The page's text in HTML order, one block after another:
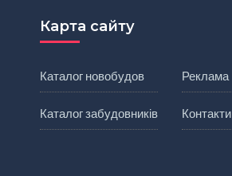
Карта сайту
Каталог новобудов
Каталог забудовників
Реклама
Контакти